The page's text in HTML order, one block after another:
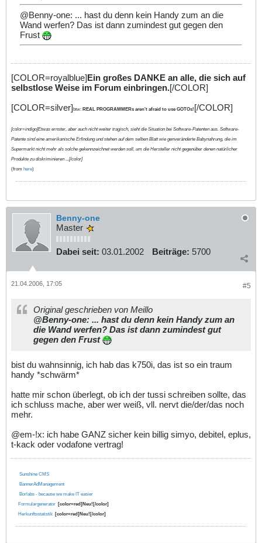
@Benny-one: ... hast du denn kein Handy zum an die
Wand werfen? Das ist dann zumindest gut gegen den
Frust
[COLOR=royalblue]Ein großes DANKE an alle, die sich auf
selbstlose Weise im Forum einbringen.[/COLOR]
[COLOR=silver] btw: REAL PROGRAMMERs aren't afraid to use GOTOs! [/COLOR]
[color=indigo]Etwas ernster, aber auch nicht weiter tragisch, sieht die Situation bei Software-Patenten aus. Software-
Patente sind eine amerikanische Erfindung und stehen auf dem selben Blatt wie genveränderte Babynahrung, die im
Supermarkt nicht mehr als solche gekennzeichnet werden soll, um die Hersteller nicht gegenüber denen natürlicher
Produkte zu diskriminieren ...[/color]
(from here)
Benny-one
Master
Dabei seit: 03.01.2002 Beiträge: 5700
#5
21.04.2006, 17:05
Original geschrieben von Meillo
@Benny-one: ... hast du denn kein Handy zum an
die Wand werfen? Das ist dann zumindest gut
gegen den Frust
bist du wahnsinnig, ich hab das k750i, das ist so ein traum
handy *schwärm*
hatte mir schon überlegt, ob ich der tussi schreiben sollte, das
ich schluss mache, aber wer weiß, vll. nervt die/der/das noch
mehr.
@em-!x: ich habe GANZ sicher kein billig simyo, debitel, eplus,
t-kack oder vodafone vertrag!
Sunshine CMS
BannerAdManagement
Borlabs - because we make IT easier
Formulargenerator [color=red]Neu![/color]
Herkunftsstatistik [color=red]Neu![/color]